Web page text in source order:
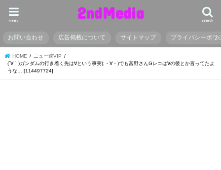
2ndMedia search
menu
お問い合わせ 広告掲載について サイトマップ プライバシーポリ
HOME
ニュー速VIP
(´∀｀)ガンダムの行き着く先は∀という事実(;・∀・)でも富野さんGレコは∀の後とか言ってたよ
うな… [114497724]